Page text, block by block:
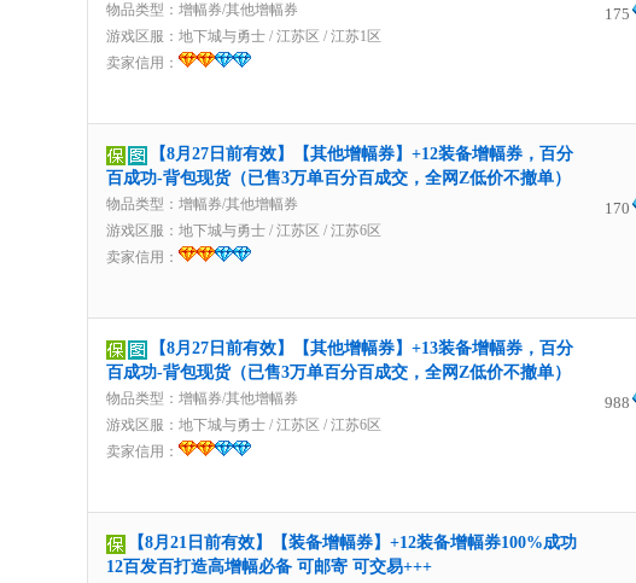
物品类型：增幅券/其他增幅券
游戏区服： 地下城与勇士 / 江苏区 / 江苏1区
卖家信用：
175
【8月27日前有效】【其他增幅券】+12装备增幅券，百分
百成功-背包现货（已售3万单百分百成交，全网Z低价不撤单）
物品类型：增幅券/其他增幅券
游戏区服： 地下城与勇士 / 江苏区 / 江苏6区
卖家信用：
170
【8月27日前有效】【其他增幅券】+13装备增幅券，百分
百成功-背包现货（已售3万单百分百成交，全网Z低价不撤单）
物品类型：增幅券/其他增幅券
游戏区服： 地下城与勇士 / 江苏区 / 江苏6区
卖家信用：
988
【8月21日前有效】【装备增幅券】+12装备增幅券100%成功
12百发百打造高增幅必备 可邮寄 可交易+++